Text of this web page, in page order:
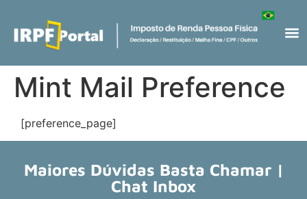
Mint Mail Preference
[preference_page]
Maiores Dúvidas Basta Chamar |
Chat Inbox